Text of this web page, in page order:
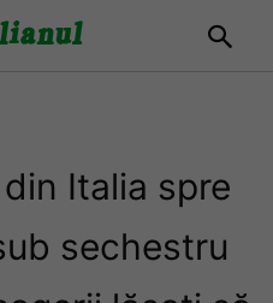
Italia spre
sechestru